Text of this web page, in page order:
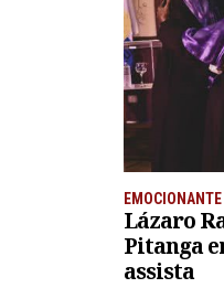
EMOCIONANTE
Lázaro
Pitanga
assista